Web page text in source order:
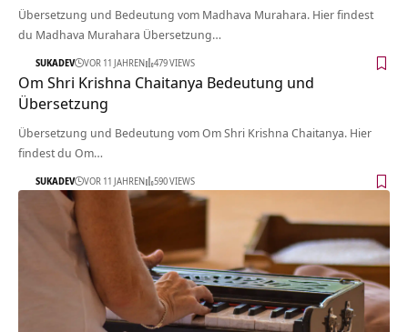
Übersetzung und Bedeutung vom Madhava Murahara. Hier findest
du Madhava Murahara Übersetzung…
SUKADEV VOR 11 JAHREN 479 VIEWS
Om Shri Krishna Chaitanya Bedeutung und
Übersetzung
Übersetzung und Bedeutung vom Om Shri Krishna Chaitanya. Hier
findest du Om…
SUKADEV VOR 11 JAHREN 590 VIEWS